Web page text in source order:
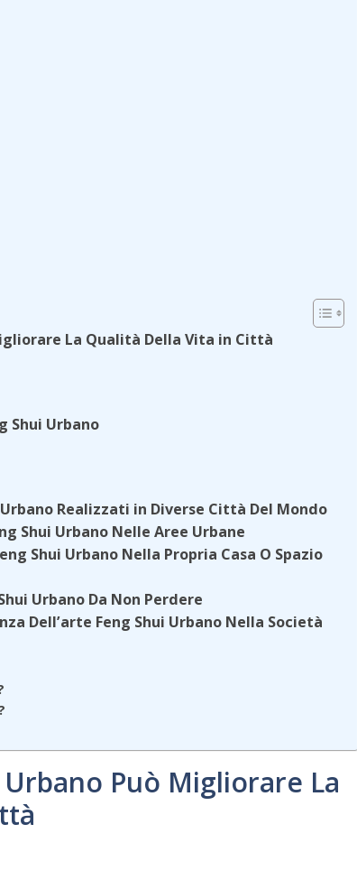
La Qualità Della Vita in Città
Shui Urbano
Realizzati in Diverse Città Del Mondo
Shui Urbano Nelle Aree Urbane
Shui Urbano Nella Propria Casa O Spazio
Urbano Da Non Perdere
Dell’arte Feng Shui Urbano Nella Società
Urbano Può Migliorare La